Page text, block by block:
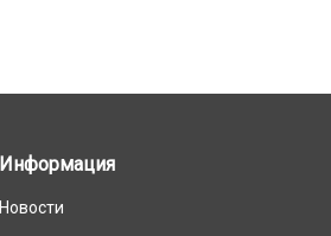
Информация
Новости